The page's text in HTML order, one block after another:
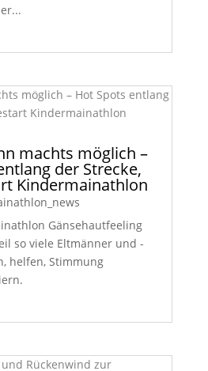
machts möglich –
der Strecke,
Kindermainathlon
Gänsehautfeeling
so viele Eltmänner und -
helfen, Stimmung